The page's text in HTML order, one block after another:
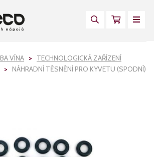
VÍNA
TECHNOLOGICKÁ ZAŘÍZENÍ
NÁHRADNÍ TĚSNĚNÍ PRO KYVETU (SPODNÍ)